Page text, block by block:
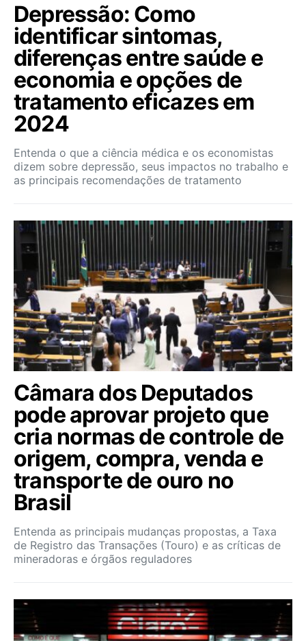
Depressão: Como
identificar sintomas,
diferenças entre saúde e
economia e opções de
tratamento eficazes em
2024
Entenda o que a ciência médica e os economistas
dizem sobre depressão, seus impactos no trabalho e
as principais recomendações de tratamento
Câmara dos Deputados
pode aprovar projeto que
cria normas de controle de
origem, compra, venda e
transporte de ouro no
Brasil
Entenda as principais mudanças propostas, a Taxa
de Registro das Transações (Touro) e as críticas de
mineradoras e órgãos reguladores